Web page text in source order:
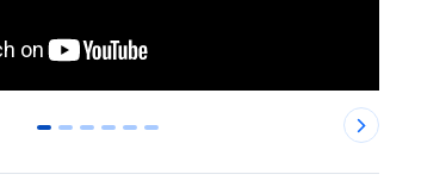
0 1 2 3 4 5